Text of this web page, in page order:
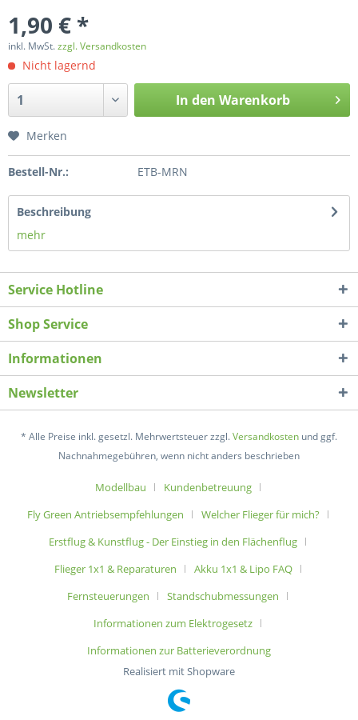
1,90 € *
inkl. MwSt.zzgl. Versandkosten
Nicht lagernd
In den Warenkorb
Merken
Bestell-Nr.: ETB-MRN
Beschreibung
mehr
Service Hotline
Shop Service
Informationen
Newsletter
* Alle Preise inkl. gesetzl. Mehrwertsteuer zzgl.Versandkosten und ggf.
Nachnahmegebühren, wenn nicht anders beschrieben
Modellbau
Kundenbetreuung
Fly Green Antriebsempfehlungen
Welcher Flieger für mich?
Erstflug & Kunstflug - Der Einstieg in den Flächenflug
Flieger 1x1 & Reparaturen
Akku 1x1 & Lipo FAQ
Fernsteuerungen
Standschubmessungen
Informationen zum Elektrogesetz
Informationen zur Batterieverordnung
Realisiert mit Shopware